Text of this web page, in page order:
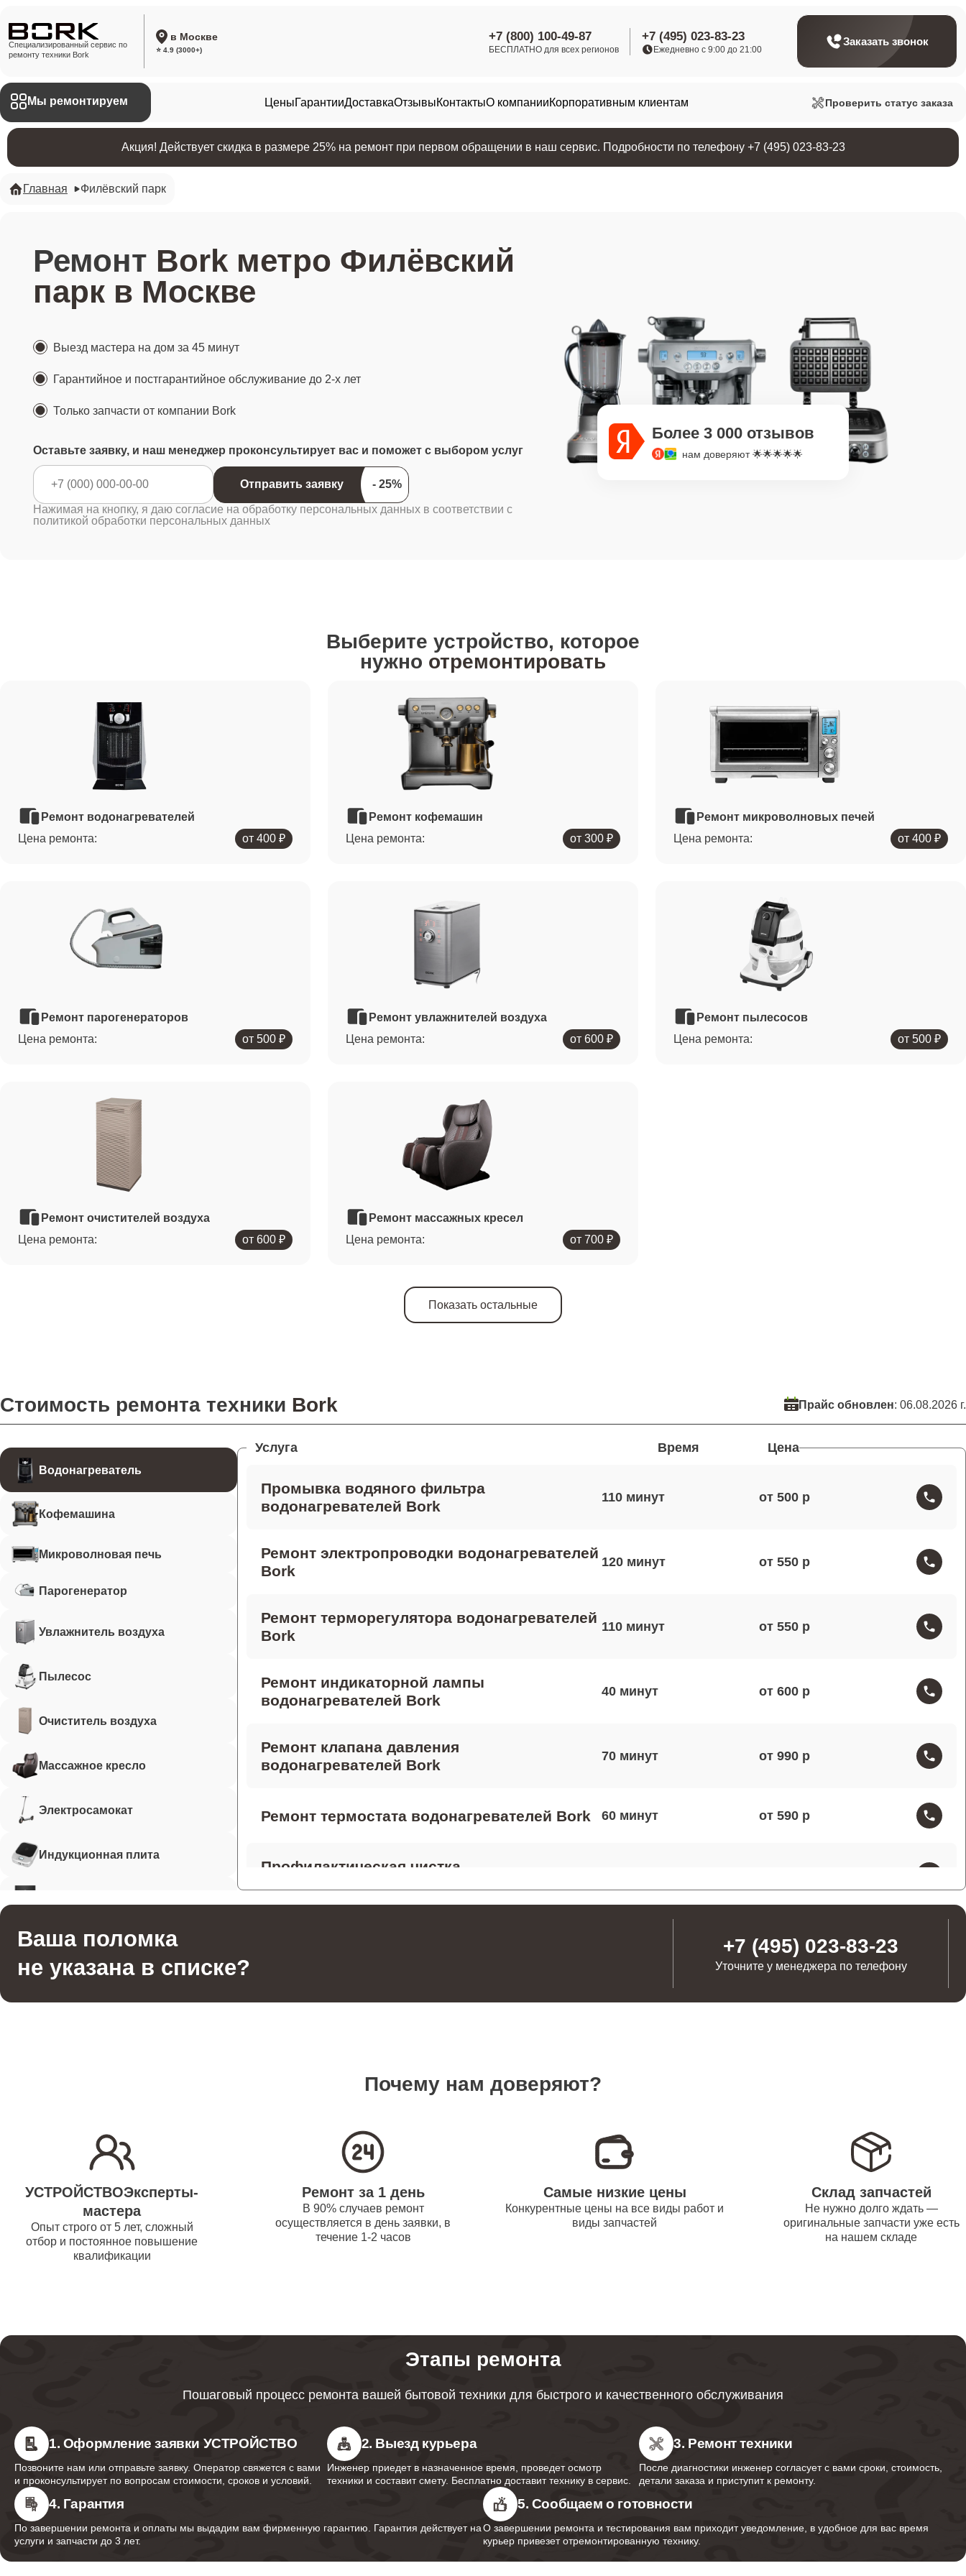
Специализированный сервис по
ремонту техники Bork
в Москве
⭐ 4.9 (3000+)
+7 (800) 100-49-87
БЕСПЛАТНО для всех регионов
+7 (495) 023-83-23
Ежедневно с 9:00 до 21:00
Заказать звонок
Мы ремонтируем ЦеныГарантииДоставкаОтзывыКонтактыО компанииКорпоративным клиентам Проверить статус заказа
Акция! Действует скидка в размере 25% на ремонт при первом обращении в наш сервис. Подробности по телефону +7 (495) 023-83-23
Главная Филёвский парк
Ремонт Bork метро Филёвский
парк в Москве
Выезд мастера на дом за 45 минут
Гарантийное и постгарантийное обслуживание до 2-х лет
Только запчасти от компании Bork
Оставьте заявку, и наш менеджер проконсультирует вас и поможет с выбором услуг
Отправить заявку
Нажимая на кнопку, я даю согласие на обработку персональных данных в соответствии с
политикой обработки персональных данных
Более 3 000 отзывов
нам доверяют 🌟🌟🌟🌟🌟
Выберите устройство, которое
нужно отремонтировать
Ремонт водонагревателей
Цена ремонта:
от 400 ₽
Ремонт кофемашин
Цена ремонта:
от 300 ₽
Ремонт микроволновых печей
Цена ремонта:
от 400 ₽
Ремонт парогенераторов
Цена ремонта:
от 500 ₽
Ремонт увлажнителей воздуха
Цена ремонта:
от 600 ₽
Ремонт пылесосов
Цена ремонта:
от 500 ₽
Ремонт очистителей воздуха
Цена ремонта:
от 600 ₽
Ремонт массажных кресел
Цена ремонта:
от 700 ₽
Показать остальные
Стоимость ремонта техники Bork Прайс обновлен: 06.08.2026 г.
Водонагреватель
Кофемашина
Микроволновая печь
Парогенератор
Увлажнитель воздуха
Пылесос
Очиститель воздуха
Массажное кресло
Электросамокат
Индукционная плита
Гладильная система
Услуга Время Цена
Промывка водяного фильтра
водонагревателей Bork
110 от 500
Ремонт электропроводки водонагревателей
Bork
120 от 550
Ремонт терморегулятора водонагревателей
Bork
110 от 550
Ремонт индикаторной лампы
водонагревателей Bork
40 от 600
Ремонт клапана давления
водонагревателей Bork
70 от 990
Ремонт термостата водонагревателей Bork 60 от 590
Профилактическая чистка
от 1100
70 от 1250
водонагревателей Bork
Ремонт прокладки водонагревателей Bork
водонагревателей Bork
100
Ремонт труб поступления воды
Ремонт анода водонагревателей Bork
Ремонт термопредохранителя
Ремонт предохранительного клапана
водонагревателей Bork
Ваша поломка
не указана в списке?
+7 (495) 023-83-23
Уточните у менеджера по телефону
Почему нам доверяют?
УСТРОЙСТВОЭксперты-
мастера
Опыт строго от 5 лет, сложный
отбор и постоянное повышение
квалификации
Ремонт за 1 день
В 90% случаев ремонт
осуществляется в день заявки, в
течение 1-2 часов
Самые низкие цены
Конкурентные цены на все виды работ и
виды запчастей
Склад запчастей
Не нужно долго ждать —
оригинальные запчасти уже есть
на нашем складе
Этапы ремонта
Пошаговый процесс ремонта вашей бытовой техники для быстрого и качественного обслуживания
1. Оформление заявки УСТРОЙСТВО
Позвоните нам или отправьте заявку. Оператор свяжется с вами
и проконсультирует по вопросам стоимости, сроков и условий.
2. Выезд курьера
Инженер приедет в назначенное время, проведет осмотр
техники и составит смету. Бесплатно доставит технику в сервис.
3. Ремонт техники
После диагностики инженер согласует с вами сроки, стоимость,
детали заказа и приступит к ремонту.
4. Гарантия
По завершении ремонта и оплаты мы выдадим вам фирменную гарантию. Гарантия действует на
услуги и запчасти до 3 лет.
5. Сообщаем о готовности
О завершении ремонта и тестирования вам приходит уведомление, в удобное для вас время
курьер привезет отремонтированную технику.